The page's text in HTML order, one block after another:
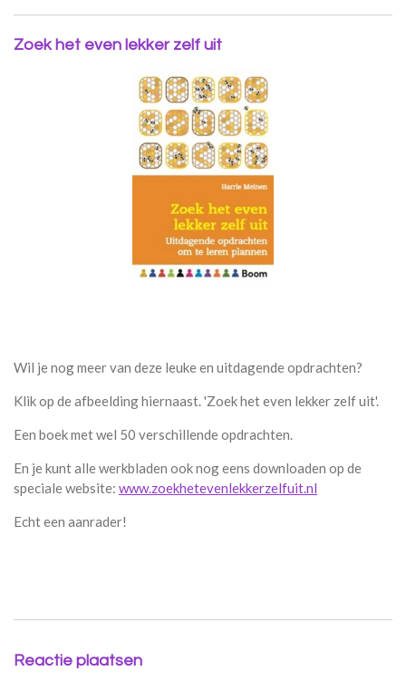
Zoek het even lekker zelf uit
Wil je nog meer van deze leuke en uitdagende opdrachten?
Klik op de afbeelding hiernaast. 'Zoek het even lekker zelf uit'.
Een boek met wel 50 verschillende opdrachten.
En je kunt alle werkbladen ook nog eens downloaden op de
speciale website: www.zoekhetevenlekkerzelfuit.nl
Echt een aanrader!
Reactie plaatsen